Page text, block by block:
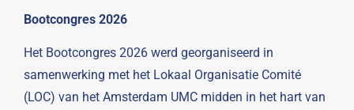
Bootcongres 2026
Het Bootcongres 2026 werd georganiseerd in
samenwerking met het Lokaal Organisatie Comité
(LOC) van het Amsterdam UMC midden in het hart van